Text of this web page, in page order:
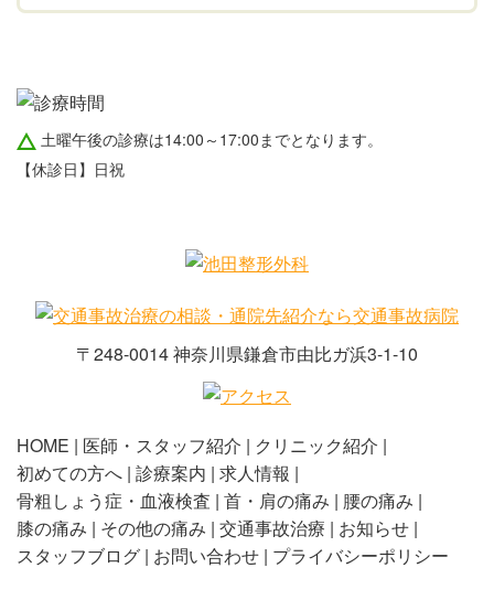
土曜午後の診療は14:00～17:00までとなります。
【休診日】日祝
〒248-0014 神奈川県鎌倉市由比ガ浜3-1-10
HOME 医師・スタッフ紹介
クリニック紹介
初めての方へ 診療案内 求人情報
骨粗しょう症・血液検査 首・肩の痛み
腰の痛み
膝の痛み
その他の痛み 交通事故治療
お知らせ
スタッフブログ お問い合わせ プライバシーポリシー